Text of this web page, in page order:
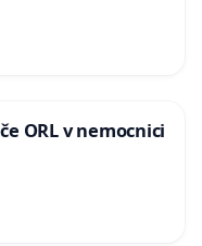
ORL v nemocnici